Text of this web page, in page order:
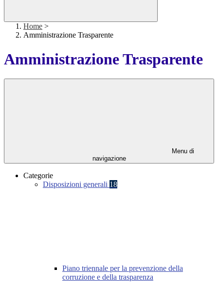
Home >
Amministrazione Trasparente
Amministrazione Trasparente
Menu di
navigazione
Categorie
Disposizioni generali 18
Piano triennale per la prevenzione della
corruzione e della trasparenza